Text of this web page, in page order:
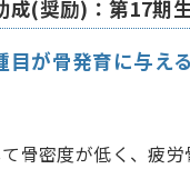
成(奨励)：第17期
目が骨発育に与え
骨密度が低く、疲労